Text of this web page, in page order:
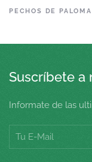
PECHOS DE PALOMA
Suscríbete a
Informate de las